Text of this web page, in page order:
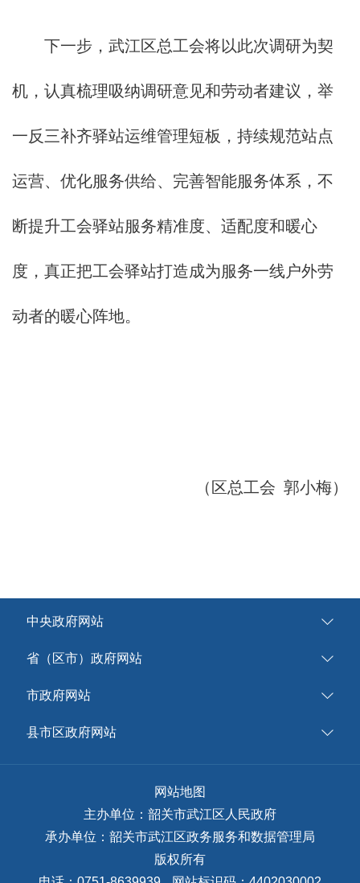
下一步，武江区总工会将以此次调研为契
机，认真梳理吸纳调研意见和劳动者建议，举
一反三补齐驿站运维管理短板，持续规范站点
运营、优化服务供给、完善智能服务体系，不
断提升工会驿站服务精准度、适配度和暖心
度，真正把工会驿站打造成为服务一线户外劳
动者的暖心阵地。
（区总工会 郭小梅）
中央政府网站
省（区市）政府网站
市政府网站
县市区政府网站
网站地图
主办单位：韶关市武江区人民政府
承办单位：韶关市武江区政务服务和数据管理局
版权所有